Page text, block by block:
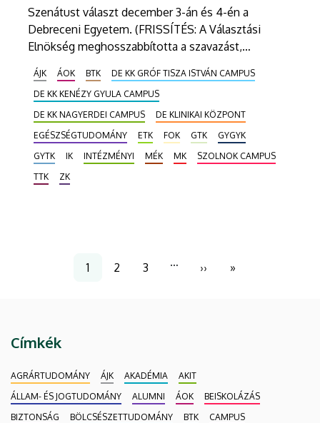
Szenátust választ december 3-án és 4-én a
Debreceni Egyetem. (FRISSÍTÉS: A Választási
Elnökség meghosszabbította a szavazást,
szavazatokat.)Az intézmény legfőbb döntéshozó
testületének mandátuma ugyanis 2024. december
31-én lejár. Az egyetemi polgárok – a 4 évvel
ezelőtti jó tapasztalatok okán – elektronikusan
választhatják meg jövő hét kedden és szerdán az új
tagokat, akiknek mandátuma 2025. január 1-től
2028. december 31-ig szól. Szavazni
ÁJK ÁOK BTK
DE KK GRÓF TISZA ISTVÁN CAMPUS
DE KK KENÉZY GYULA CAMPUS
DE KK NAGYERDEI CAMPUS
DE KLINIKAI KÖZPONT
EGÉSZSÉGTUDOMÁNY
ETK FOK GTK
GYGYK
GYTK
IK INTÉZMÉNYI MÉK MK
SZOLNOK CAMPUS
TTK
ZK
Oldalszámozás
Jelenlegi
1
Page
2
Page
3
…
Következő
››
Utolsó
»
Címkék
AGRÁRTUDOMÁNY ÁJK AKADÉMIA
AKIT
ÁLLAM- ÉS JOGTUDOMÁNY
ALUMNI ÁOK
BEISKOLÁZÁS
BIZTONSÁG
BÖLCSÉSZETTUDOMÁNY BTK
CAMPUS